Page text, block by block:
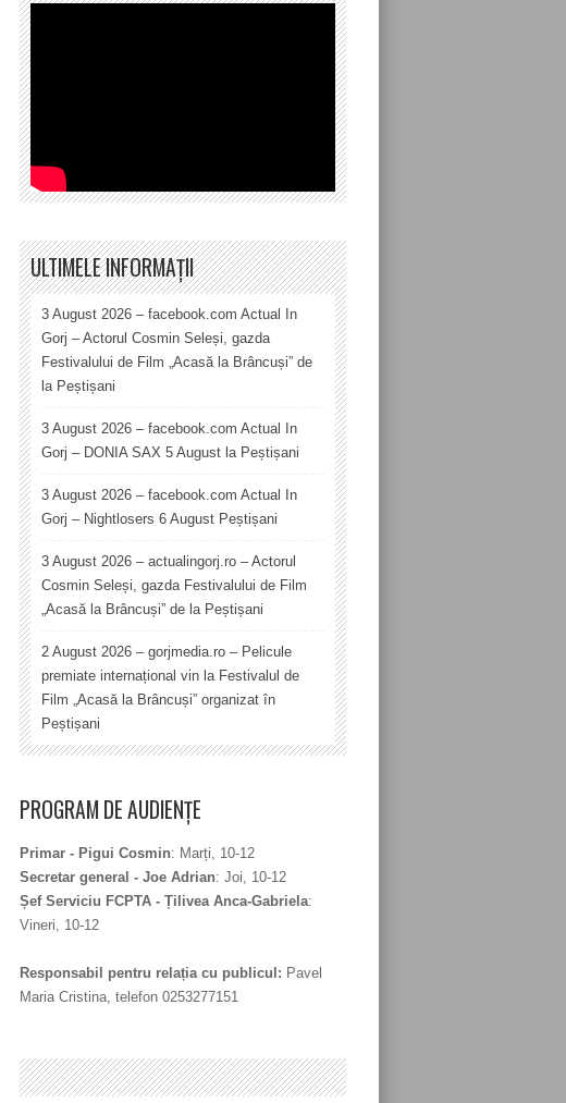
ULTIMELE INFORMAȚII
3 August 2026 – facebook.com Actual In
Gorj – Actorul Cosmin Seleși, gazda
Festivalului de Film „Acasă la Brâncuși” de
la Peștișani
3 August 2026 – facebook.com Actual In
Gorj – DONIA SAX 5 August la Peștișani
3 August 2026 – facebook.com Actual In
Gorj – Nightlosers 6 August Peștișani
3 August 2026 – actualingorj.ro – Actorul
Cosmin Seleși, gazda Festivalului de Film
„Acasă la Brâncuși” de la Peștișani
2 August 2026 – gorjmedia.ro – Pelicule
premiate internațional vin la Festivalul de
Film „Acasă la Brâncuși” organizat în
Peștișani
PROGRAM DE AUDIENȚE
Primar - Pigui Cosmin: Marți, 10-12
Secretar general - Joe Adrian: Joi, 10-12
Șef Serviciu FCPTA - Țilivea Anca-Gabriela:
Vineri, 10-12
Responsabil pentru relația cu publicul: Pavel
Maria Cristina, telefon 0253277151